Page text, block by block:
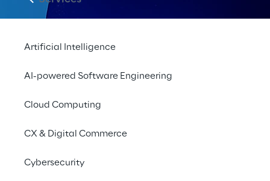
Artificial Intelligence
AI-powered Software Engineering
Cloud Computing
CX & Digital Commerce
Cybersecurity